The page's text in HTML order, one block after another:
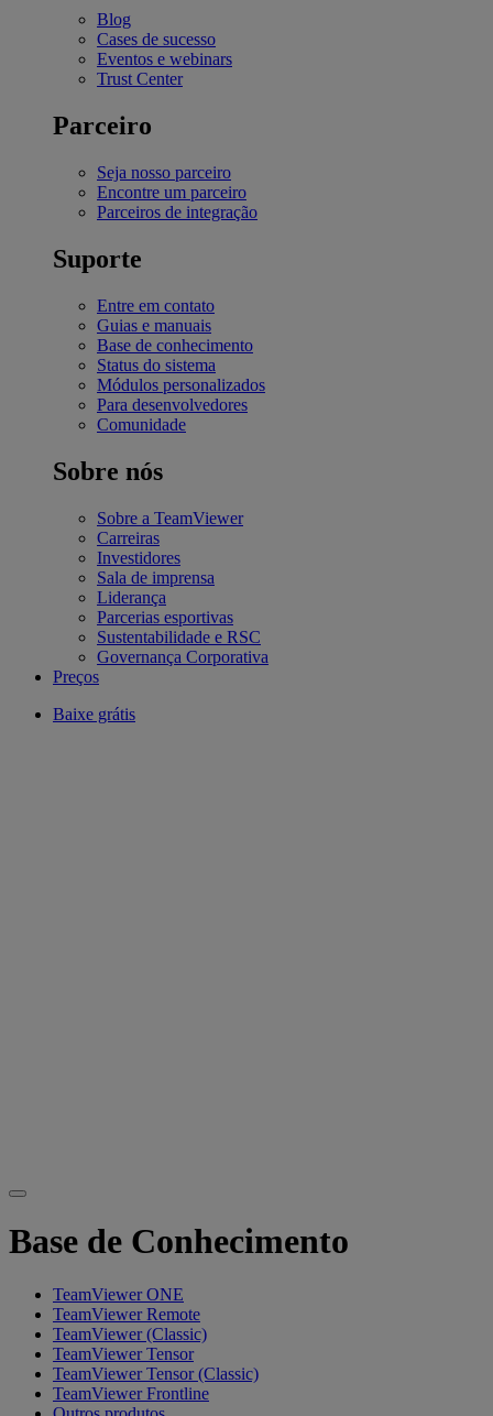
Blog
Cases de sucesso
Eventos e webinars
Trust Center
Parceiro
Seja nosso parceiro
Encontre um parceiro
Parceiros de integração
Suporte
Entre em contato
Guias e manuais
Base de conhecimento
Status do sistema
Módulos personalizados
Para desenvolvedores
Comunidade
Sobre nós
Sobre a TeamViewer
Carreiras
Investidores
Sala de imprensa
Liderança
Parcerias esportivas
Sustentabilidade e RSC
Governança Corporativa
Preços
Baixe grátis
Base de Conhecimento
TeamViewer ONE
TeamViewer Remote
TeamViewer (Classic)
TeamViewer Tensor
TeamViewer Tensor (Classic)
TeamViewer Frontline